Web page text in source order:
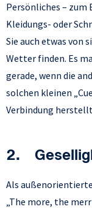
Persönliches –
Kleidungs- oder
Sie auch etwas von
Wetter finden. Es
gerade, wenn die
solchen kleinen
Verbindung
2.
Als
„The more, the